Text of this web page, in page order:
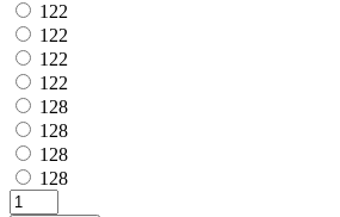
122
122
122
122
128
128
128
128